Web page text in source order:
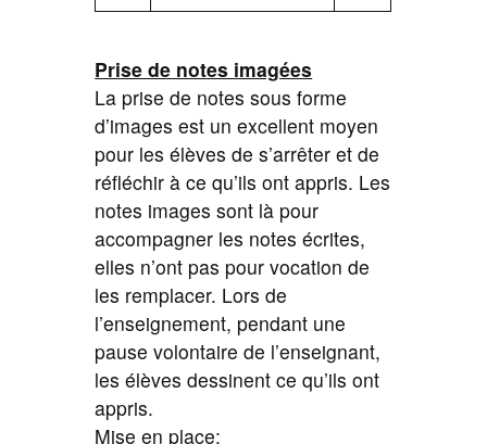
Prise de notes imagées
La prise de notes sous forme
d’images est un excellent moyen
pour les élèves de s’arrêter et de
réfléchir à ce qu’ils ont appris. Les
notes images sont là pour
accompagner les notes écrites,
elles n’ont pas pour vocation de
les remplacer. Lors de
l’enseignement, pendant une
pause volontaire de l’enseignant,
les élèves dessinent ce qu’ils ont
appris.
Mise en place: